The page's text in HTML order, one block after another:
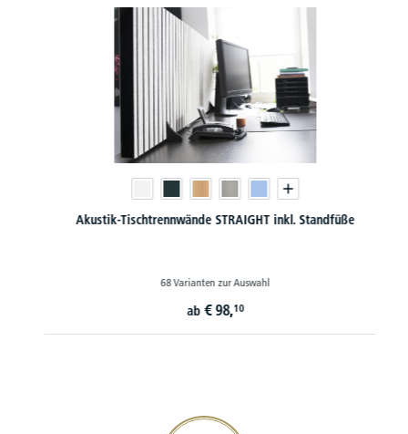
Akustik-Tischtrennwände STRAIGHT inkl. Standfüße
68 Varianten zur Auswahl
ab€ 98,10
20€ Gutschein sichern